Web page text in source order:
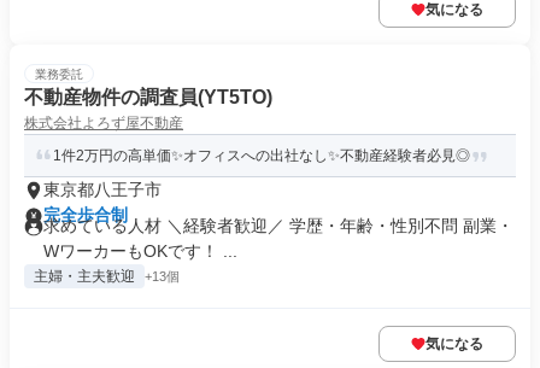
気になる
業務委託
不動産物件の調査員(YT5TO)
株式会社よろず屋不動産
1件2万円の高単価✨オフィスへの出社なし✨不動産経験者必見◎
東京都八王子市
完全歩合制
求めている人材 ＼経験者歓迎／ 学歴・年齢・性別不問 副業・
WワーカーもOKです！ ...
主婦・主夫歓迎 +13個
気になる